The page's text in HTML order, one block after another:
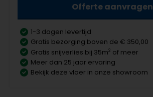
Offerte aanvragen
1-3 dagen levertijd
Gratis bezorging boven de € 350,00
Gratis snijverlies bij 35m2 of meer
Meer dan 25 jaar ervaring
Bekijk deze vloer in onze showroom